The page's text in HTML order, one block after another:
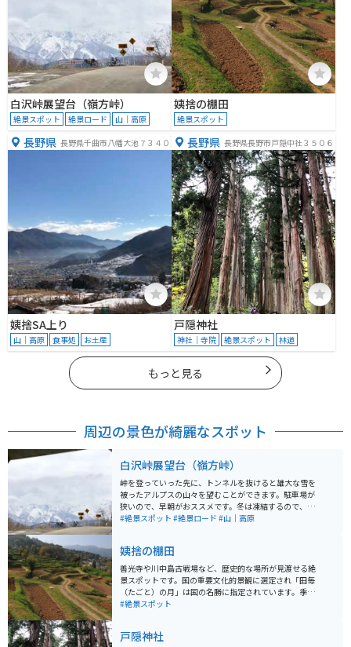
白沢峠展望台（嶺方峠）
絶景スポット 絶景ロード 山｜高原
姨捨の棚田
絶景スポット
長野県 長野県千曲市八幡大池７３４０
姨捨SA上り
山｜高原 食事処 お土産
長野県 長野県長野市戸隠中社３５０６
戸隠神社
神社｜寺院 絶景スポット 林道
もっと見る
周辺の景色が綺麗なスポット
白沢峠展望台（嶺方峠）
峠を登っていった先に、トンネルを抜けると雄大な雪を
被ったアルプスの山々を望むことができます。駐車場が
狭いので、早朝がおススメです。冬は凍結するので、春
か夏に行かれることをお勧めします。バイクや自転車で
#絶景スポット #絶景ロード #山｜高原
姨捨の棚田
善光寺や川中島古戦場など、歴史的な場所が見渡せる絶
景スポットです。国の重要文化的景観に選定され「田毎
（たごと）の月」は国の名勝に指定されています。季節
や時間によって姿を変える風景は、日本の原風景を思わ
#絶景スポット
戸隠神社